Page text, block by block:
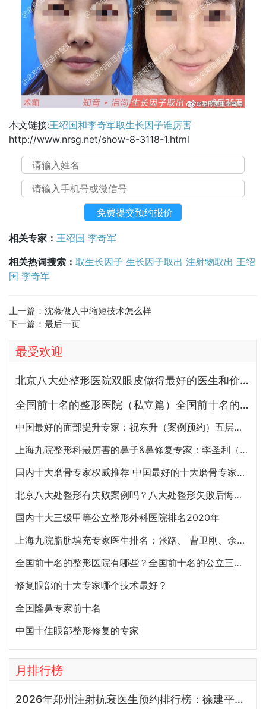
本文链接:王绍国和李奇军取生长因子谁厉害
http://www.nrsg.net/show-8-3118-1.html
相关专家： 王绍国 李奇军
相关热词搜索： 取生长因子 生长因子取出 注射物取出 王绍
国 李奇军
上一篇： 沈薇做人中缩短技术怎么样
下一篇： 最后一页
最受欢迎
北京八大处整形医院双眼皮做得最好的医生和价格大全
全国前十名的整形医院（私立篇）全国前十名的私立整形医院排名大全
中国最好的面部提升专家：祝东升（案例预约）五层面部提升怎么样？
上海九院整形科最厉害的鼻子&鼻修复专家：李圣利（简介、案例、预约）
国内十大磨骨专家权威推荐 中国最好的十大磨骨专家排名
北京八大处整形有失败案例吗？八大处整形失败后悔怎么办？怎么投诉？
国内十大三级甲等公立整形外科医院排名2020年
上海九院脂肪填充专家医生排名：张路、 曹卫刚、余力（简介、案例、预约）
全国前十名的整形医院有哪些？全国前十名的公立三甲整形医院排名大全
修复眼部的十大专家哪个技术最好？
全国隆鼻专家前十名
中国十佳眼部整形修复的专家
月排行榜
2026年郑州注射抗衰医生预约排行榜：徐建平、张歌、赵永华、张婉霞、王妍芝、唐喜、李娟、朱怡梦哪个好？